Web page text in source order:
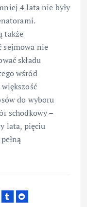
4 lata nie były
także
sejmowa nie
składu
wśród
do wyboru
schodkowy –
lata, pięciu